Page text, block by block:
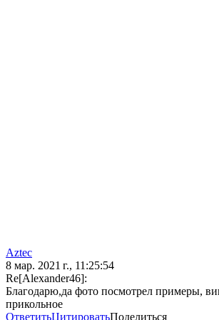
Aztec
8 мар. 2021 г., 11:25:54
Re[Alexander46]:
Благодарю,да фото посмотрел примеры,
прикольное
ОтветитьЦитироватьПоделиться